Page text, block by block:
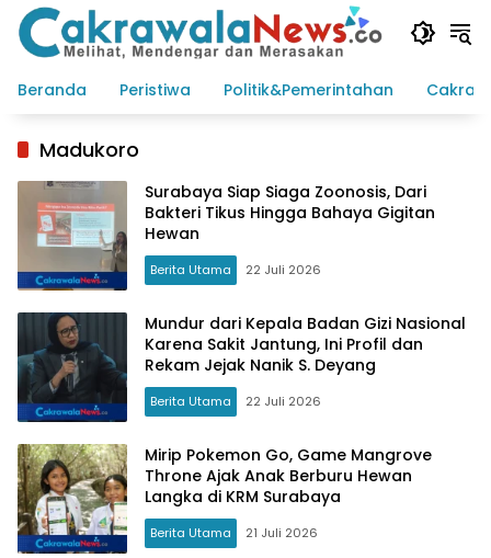
Langsung
konten
Beranda
Peristiwa Politik&Pemerintahan
Madukoro
Surabaya Siap Siaga Zoonosis, Dari
Bakteri Tikus Hingga Bahaya Gigitan
Hewan
Berita Utama 22 Juli 2026
Mundur dari Kepala Badan Gizi Nasional
Karena Sakit Jantung, Ini Profil dan
Rekam Jejak Nanik S. Deyang
Berita Utama 22 Juli 2026
Mirip Pokemon Go, Game Mangrove
Throne Ajak Anak Berburu Hewan
Langka di KRM Surabaya
Berita Utama 21 Juli 2026